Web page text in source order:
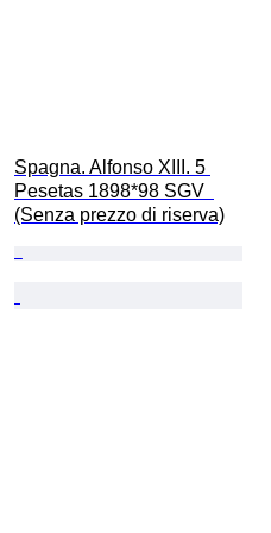
Spagna. Alfonso XIII. 5
Pesetas 1898*98 SGV
(Senza prezzo di riserva)